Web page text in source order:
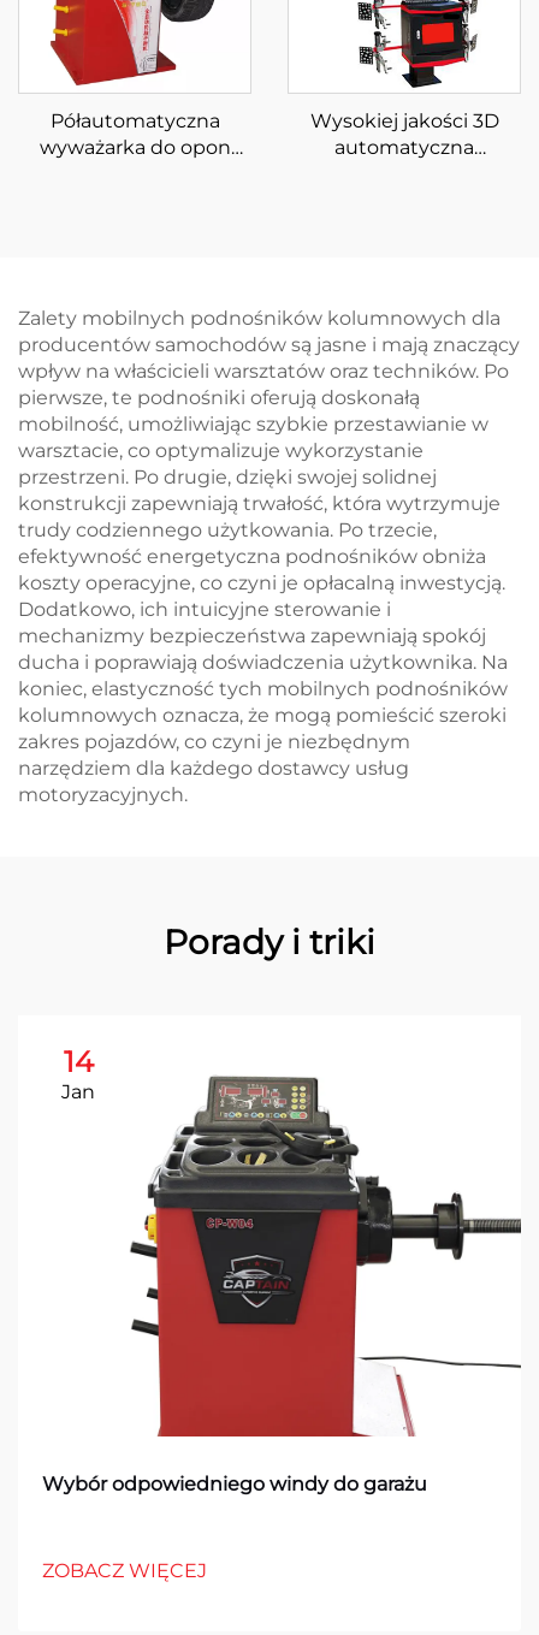
Półautomatyczna
wyważarka do opon
Wysokiej jakości 3D
automatyczna
Zalety mobilnych podnośników kolumnowych dla
producentów samochodów są jasne i mają znaczący
wpływ na właścicieli warsztatów oraz techników. Po
pierwsze, te podnośniki oferują doskonałą
mobilność, umożliwiając szybkie przestawianie w
warsztacie, co optymalizuje wykorzystanie
przestrzeni. Po drugie, dzięki swojej solidnej
konstrukcji zapewniają trwałość, która wytrzymuje
trudy codziennego użytkowania. Po trzecie,
efektywność energetyczna podnośników obniża
koszty operacyjne, co czyni je opłacalną inwestycją.
Dodatkowo, ich intuicyjne sterowanie i
mechanizmy bezpieczeństwa zapewniają spokój
ducha i poprawiają doświadczenia użytkownika. Na
koniec, elastyczność tych mobilnych podnośników
kolumnowych oznacza, że mogą pomieścić szeroki
zakres pojazdów, co czyni je niezbędnym
narzędziem dla każdego dostawcy usług
motoryzacyjnych.
Porady i triki
14
Jan
Wybór odpowiedniego windy do garażu
ZOBACZ WIĘCEJ